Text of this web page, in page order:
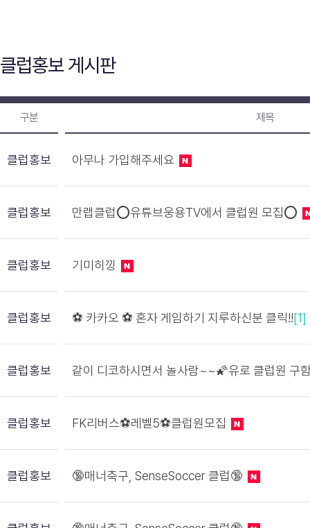
클럽홍보 게시판
구분 제목
클럽홍보 아무나 가입해주세요
클럽홍보 만랩클럽⭕유튜브웅용TV에서 클럽원 모집⭕
클럽홍보 기미히낑
클럽홍보 ⚽️ 카카오 ⚽️ 혼자 게임하기 지루하신분 클릭!![1]
클럽홍보 같이 디코하시면서 놀사람~~🌠유로 클럽원 구
클럽홍보 FK리버스⚽레벨5⚽클럽원모집
클럽홍보 🔞매너축구, SenseSoccer 클럽🔞